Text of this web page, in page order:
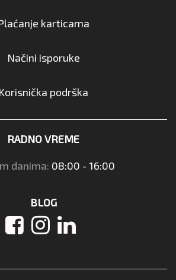
karticama
Načini isporuke
Korisnička podrška
RADNO VREME
danima: 08:00 - 16:00
BLOG